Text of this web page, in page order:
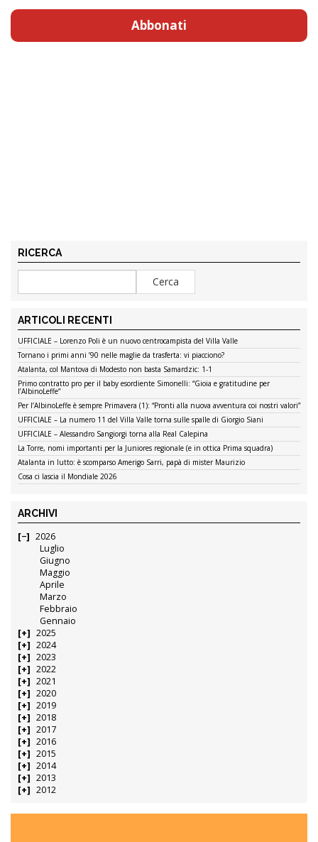
Abbonati
RICERCA
ARTICOLI RECENTI
UFFICIALE – Lorenzo Poli è un nuovo centrocampista del Villa Valle
Tornano i primi anni ’90 nelle maglie da trasferta: vi piacciono?
Atalanta, col Mantova di Modesto non basta Samardzic: 1-1
Primo contratto pro per il baby esordiente Simonelli: “Gioia e gratitudine per
l’AlbinoLeffe”
Per l’AlbinoLeffe è sempre Primavera (1): “Pronti alla nuova avventura coi nostri valori”
UFFICIALE – La numero 11 del Villa Valle torna sulle spalle di Giorgio Siani
UFFICIALE – Alessandro Sangiorgi torna alla Real Calepina
La Torre, nomi importanti per la Juniores regionale (e in ottica Prima squadra)
Atalanta in lutto: è scomparso Amerigo Sarri, papà di mister Maurizio
Cosa ci lascia il Mondiale 2026
ARCHIVI
2026
Luglio
Giugno
Maggio
Aprile
Marzo
Febbraio
Gennaio
2025
2024
2023
2022
2021
2020
2019
2018
2017
2016
2015
2014
2013
2012